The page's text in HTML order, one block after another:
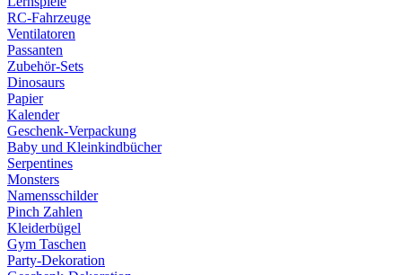
RC-Fahrzeuge
Ventilatoren
Passanten
Zubehör-Sets
Dinosaurs
Papier
Kalender
Geschenk-Verpackung
Baby und Kleinkindbücher
Serpentines
Monsters
Namensschilder
Pinch Zahlen
Kleiderbügel
Gym Taschen
Party-Dekoration